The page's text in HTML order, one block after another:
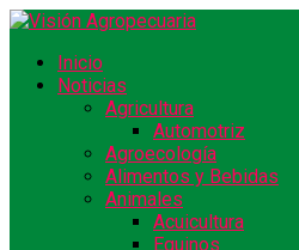
Inicio
Noticias
Agricultura
Automotriz
Agroecología
Alimentos y Bebidas
Animales
Acuicultura
Equinos